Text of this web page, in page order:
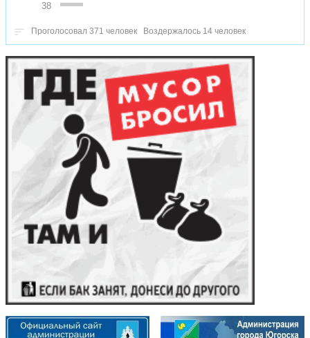
38
Проголосовал 371 человек Воздержалось 14 человек